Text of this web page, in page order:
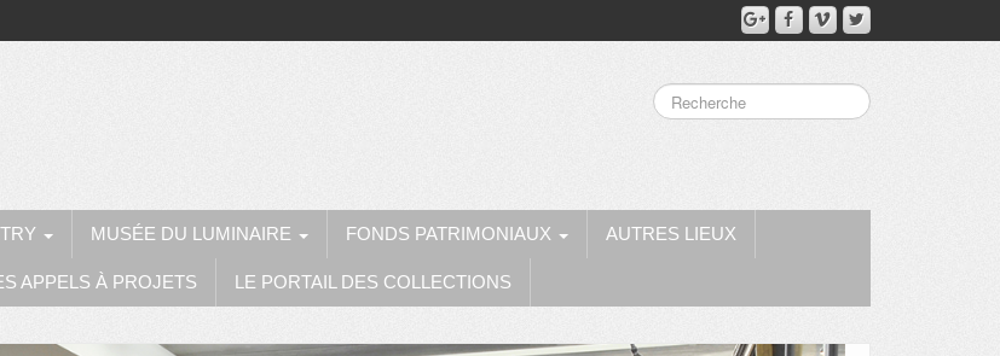
MUSÉE DU LUMINAIRE FONDS PATRIMONIAUX AUTRES LIEUX
APPELS À PROJETS LE PORTAIL DES COLLECTIONS